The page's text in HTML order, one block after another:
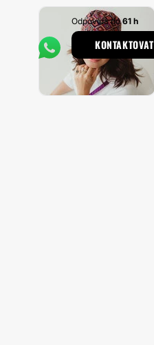
Odpovídá do61 h
KONTAKTOVAT